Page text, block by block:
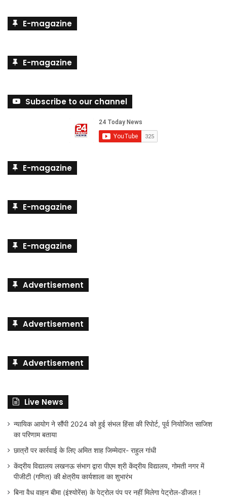
E-magazine
E-magazine
Subscribe to our channel
E-magazine
E-magazine
E-magazine
Advertisement
Advertisement
Advertisement
Live News
न्यायिक आयोग ने सौंपी 2024 को हुई संभल हिंसा की रिपोर्ट, पूर्व नियोजित साजिश
का परिणाम बताया
छात्रों पर कार्रवाई के लिए अमित शाह जिम्मेदार- राहुल गांधी
केंद्रीय विद्यालय लखनऊ संभाग द्वारा पीएम श्री केंद्रीय विद्यालय, गोमती नगर में
पीजीटी (गणित) की क्षेत्रीय कार्यशाला का शुभारंभ
बिना वैध वाहन बीमा (इंश्योरेंस) के पेट्रोल पंप पर नहीं मिलेगा पेट्रोल-डीजल !